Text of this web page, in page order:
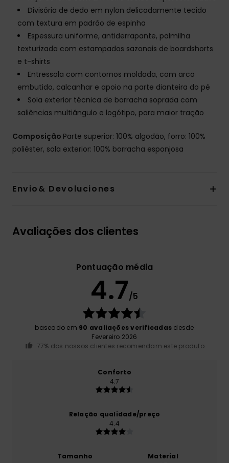
Divisória de dedo em nylon delicadamente tecido
com textura em padrão de espinha
Espessura uniforme, antiderrapante, palmilha
texturizada com estampados sazonais de boardshorts
e t-shirts
Entressola com contornos moldada, com arco
embutido, calcanhar e apoio na parte dianteira do pé
Sola exterior técnica de borracha soprada com
saliências multiângulo e logótipo, para maior tração
Composição Parte superior: 100% algodão, forro: 100%
poliéster, sola exterior: 100% borracha esponjosa
Envio& Devoluciones
Avaliações dos clientes
Pontuação média
4.7/5
baseado em 90 avaliações verificadas desde
Fevereiro 2026
77% dos nossos clientes recomendam este produto
Conforto
4.7
Relação qualidade/preço
4.4
Tamanho
Material